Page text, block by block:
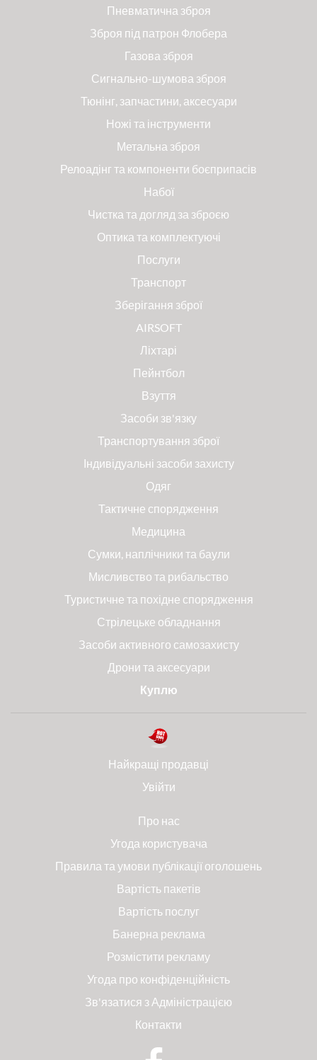
Пневматична зброя
Зброя під патрон Флобера
Газова зброя
Сигнально-шумова зброя
Тюнінг, запчастини, аксесуари
Ножі та інструменти
Метальна зброя
Релоадінг та компоненти боєприпасів
Набої
Чистка та догляд за зброєю
Оптика та комплектуючі
Послуги
Транспорт
Зберігання зброї
AIRSOFT
Ліхтарі
Пейнтбол
Взуття
Засоби зв'язку
Транспортування зброї
Індивідуальні засоби захисту
Одяг
Тактичне спорядження
Медицина
Сумки, наплічники та баули
Мисливство та рибальство
Туристичне та похідне спорядження
Стрілецьке обладнання
Засоби активного самозахисту
Дрони та аксесуари
Куплю
Найкращі продавці
Увійти
Про нас
Угода користувача
Правила та умови публікації оголошень
Вартість пакетів
Вартість послуг
Банерна реклама
Розмістити рекламу
Угода про конфіденційність
Зв'язатися з Адміністрацією
Контакти